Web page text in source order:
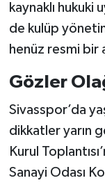
kaynaklı hukuki
de kulüp
henüz resmi bir
Gözler
Sivasspor’da
dikkatler yarın
Kurul
Sanayi Odası